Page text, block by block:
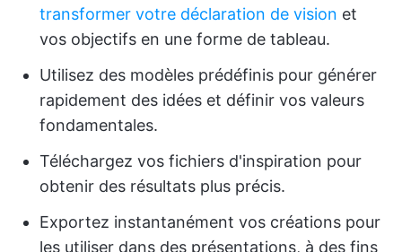
transformer votre déclaration de vision et
vos objectifs en une forme de tableau.
Utilisez des modèles prédéfinis pour générer
rapidement des idées et définir vos valeurs
fondamentales.
Téléchargez vos fichiers d'inspiration pour
obtenir des résultats plus précis.
Exportez instantanément vos créations pour
les utiliser dans des présentations, à des fins